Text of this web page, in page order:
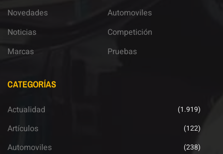
Novedades
Noticias
Marcas
Automoviles
Competición
Pruebas
CATEGORÍAS
Actualidad (1.919)
Artículos (122)
Automoviles (238)